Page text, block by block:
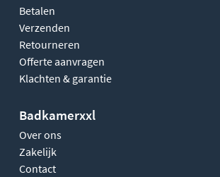
Betalen
Verzenden
Retourneren
Offerte aanvragen
Klachten & garantie
Badkamerxxl
Over ons
Zakelijk
Contact